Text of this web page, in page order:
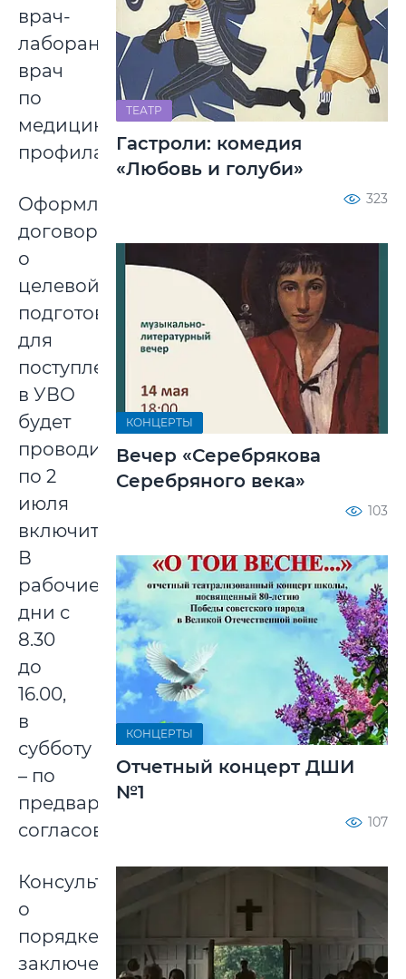
врач-
лаборант,
врач
по
медицинской
профилактике).
Оформление
договоров
о
целевой
подготовке
для
поступления
в УВО
будет
проводиться
по 2
июля
включительно.
В
рабочие
дни с
8.30
до
16.00,
в
субботу
– по
предварительному
согласованию.
Консультацию
о
порядке
заключения
ТЕАТР
Гастроли: комедия
«Любовь и голуби»
323
КОНЦЕРТЫ
Вечер «Серебрякова
Серебряного века»
103
КОНЦЕРТЫ
Отчетный концерт ДШИ
№1
107